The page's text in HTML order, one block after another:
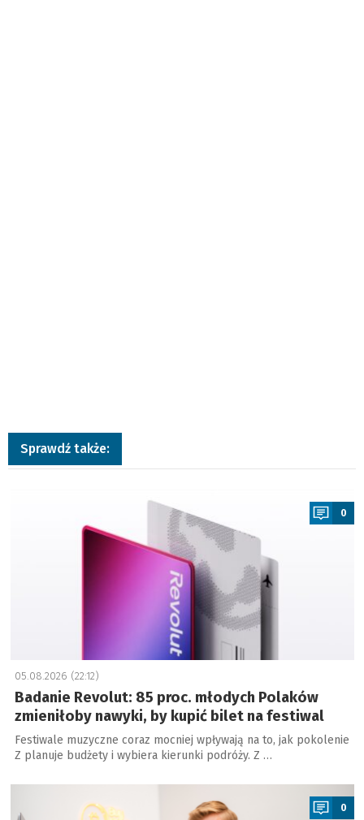
Sprawdź także:
0
05.08.2026 (22:12)
Badanie Revolut: 85 proc. młodych Polaków
zmieniłoby nawyki, by kupić bilet na festiwal
Festiwale muzyczne coraz mocniej wpływają na to, jak pokolenie
Z planuje budżety i wybiera kierunki podróży. Z …
a
0